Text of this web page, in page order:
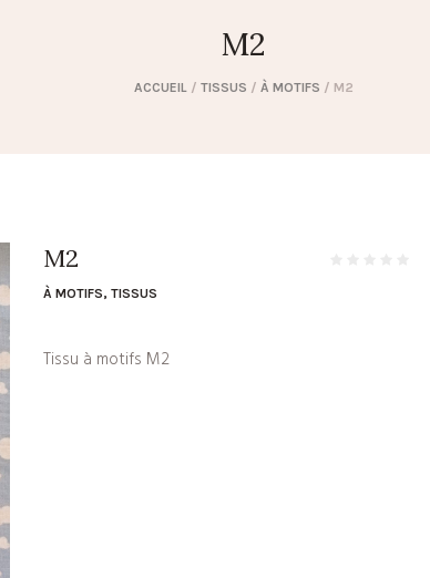
M2
ACCUEIL / TISSUS / À MOTIFS / M2
M2
À MOTIFS,TISSUS
Tissu à motifs M2